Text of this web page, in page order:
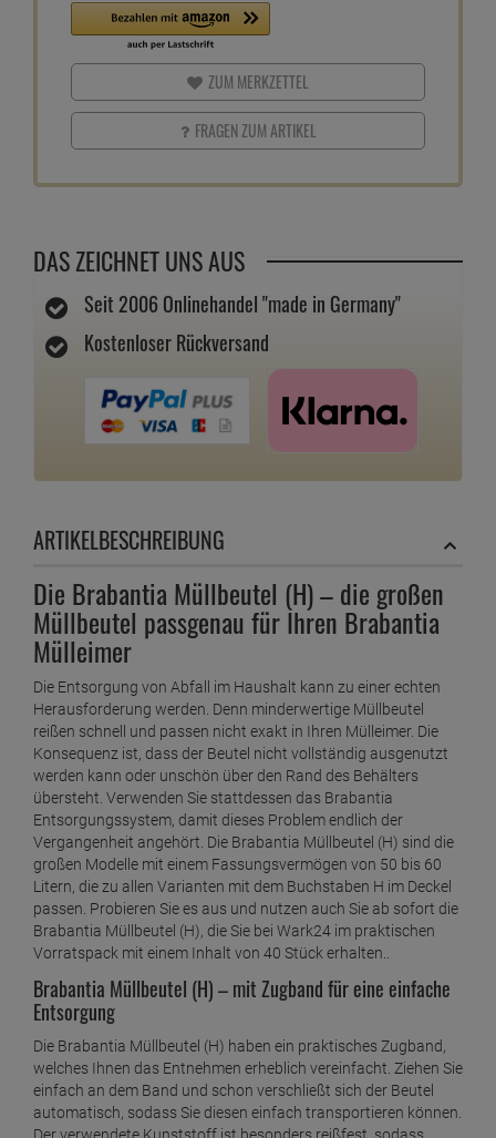
ZUM MERKZETTEL
FRAGEN ZUM ARTIKEL
DAS ZEICHNET UNS AUS
Seit 2006 Onlinehandel "made in Germany"
Kostenloser Rückversand
ARTIKELBESCHREIBUNG
Die Brabantia Müllbeutel (H) – die großen
Müllbeutel passgenau für Ihren Brabantia
Mülleimer
Die Entsorgung von Abfall im Haushalt kann zu einer echten
Herausforderung werden. Denn minderwertige Müllbeutel
reißen schnell und passen nicht exakt in Ihren Mülleimer. Die
Konsequenz ist, dass der Beutel nicht vollständig ausgenutzt
werden kann oder unschön über den Rand des Behälters
übersteht. Verwenden Sie stattdessen das Brabantia
Entsorgungssystem, damit dieses Problem endlich der
Vergangenheit angehört. Die Brabantia Müllbeutel (H) sind die
großen Modelle mit einem Fassungsvermögen von 50 bis 60
Litern, die zu allen Varianten mit dem Buchstaben H im Deckel
passen. Probieren Sie es aus und nutzen auch Sie ab sofort die
Brabantia Müllbeutel (H), die Sie bei Wark24 im praktischen
Vorratspack mit einem Inhalt von 40 Stück erhalten..
Brabantia Müllbeutel (H) – mit Zugband für eine einfache
Entsorgung
Die Brabantia Müllbeutel (H) haben ein praktisches Zugband,
welches Ihnen das Entnehmen erheblich vereinfacht. Ziehen Sie
einfach an dem Band und schon verschließt sich der Beutel
automatisch, sodass Sie diesen einfach transportieren können.